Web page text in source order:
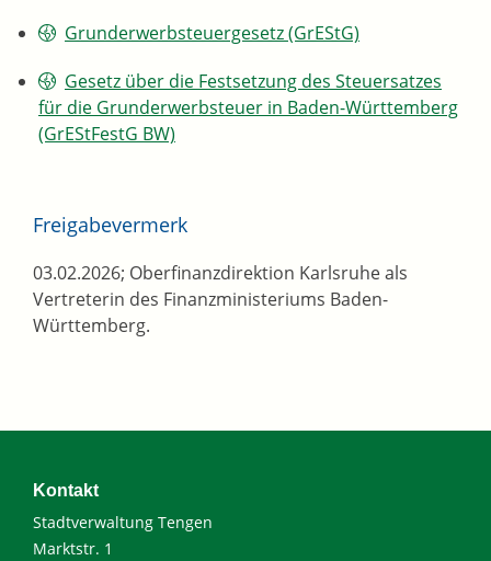
Grunderwerbsteuergesetz (GrEStG)
Gesetz über die Festsetzung des Steuersatzes
für die Grunderwerbsteuer in Baden-Württemberg
(GrEStFestG BW)
Freigabevermerk
03.02.2026; Oberfinanzdirektion Karlsruhe als
Vertreterin des Finanzministeriums Baden-
Württemberg.
Kontakt
Stadtverwaltung Tengen
Marktstr. 1